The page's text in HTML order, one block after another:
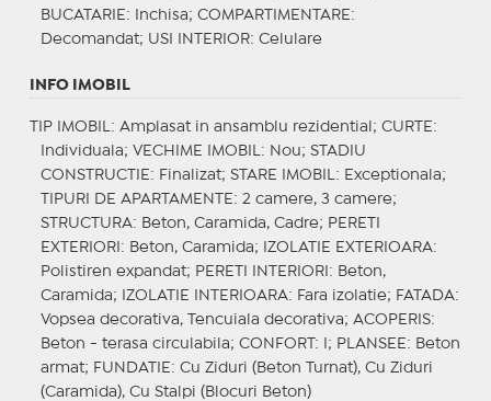
BUCATARIE : Inchisa; COMPARTIMENTARE :
Decomandat; USI INTERIOR: Celulare
INFO IMOBIL
TIP IMOBIL : Amplasat in ansamblu rezidential; CURTE :
Individuala; VECHIME IMOBIL : Nou; STADIU
CONSTRUCTIE : Finalizat; STARE IMOBIL : Exceptionala;
TIPURI DE APARTAMENTE : 2 camere, 3 camere;
STRUCTURA: Beton, Caramida, Cadre; PERETI
EXTERIORI : Beton, Caramida; IZOLATIE EXTERIOARA:
Polistiren expandat; PERETI INTERIORI : Beton,
Caramida;
IZOLATIE INTERIOARA: Fara izolatie; FATADA:
Vopsea decorativa, Tencuiala decorativa; ACOPERIS:
Beton - terasa circulabila; CONFORT : I; PLANSEE : Beton
armat; FUNDATIE : Cu Ziduri (Beton Turnat), Cu Ziduri
(Caramida), Cu Stalpi (Blocuri Beton)